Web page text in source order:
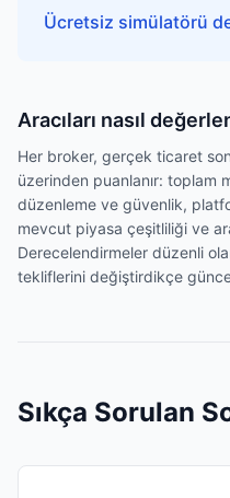
Ücretsiz simülatörü
Aracıları nasıl
Her broker, gerçek ticaret
üzerinden puanlanır: toplam
düzenleme ve güvenlik,
mevcut piyasa çeşitliliği ve
Derecelendirmeler düzenli
tekliflerini değiştirdikçe
Sıkça Sorulan